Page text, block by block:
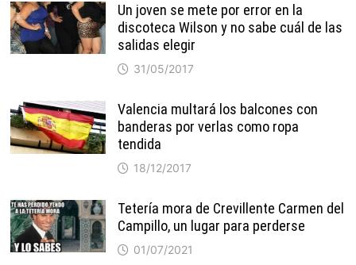
Un joven se mete por error en la
discoteca Wilson y no sabe cuál de las
salidas elegir
31/05/2017
Valencia multará los balcones con
banderas por verlas como ropa
tendida
18/12/2017
Tetería mora de Crevillente Carmen del
Campillo, un lugar para perderse
01/07/2021